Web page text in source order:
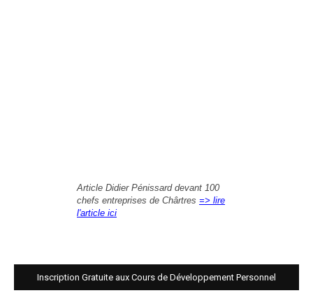
Article Didier Pénissard devant 100
chefs entreprises de Chârtres => lire
l'article ici
Inscription Gratuite aux Cours de Développement Personnel